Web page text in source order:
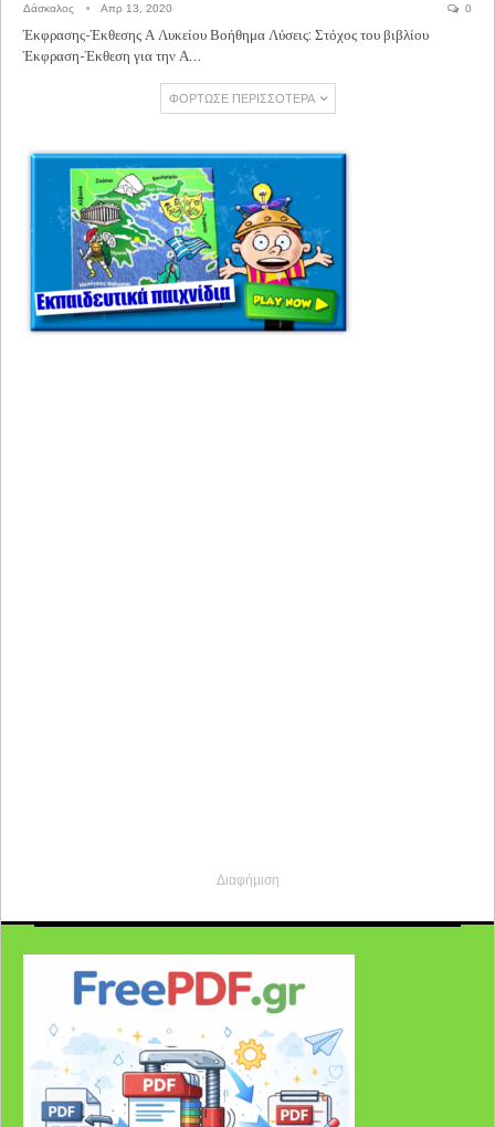
Δάσκαλος Απρ 13, 2020 0
Έκφρασης-Έκθεσης Α Λυκείου Βοήθημα Λύσεις: Στόχος του βιβλίου
Έκφραση-Έκθεση για την Α…
ΦΌΡΤΩΣΕ ΠΕΡΙΣΣΌΤΕΡΑ
Διαφήμιση